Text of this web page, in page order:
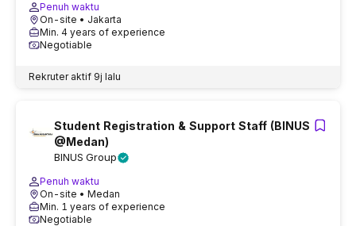
Penuh waktu
On-site • Jakarta
Min. 4 years of experience
Negotiable
Rekruter aktif 9j lalu
Student Registration & Support Staff (BINUS
@Medan)
BINUS Group
Penuh waktu
On-site • Medan
Min. 1 years of experience
Negotiable